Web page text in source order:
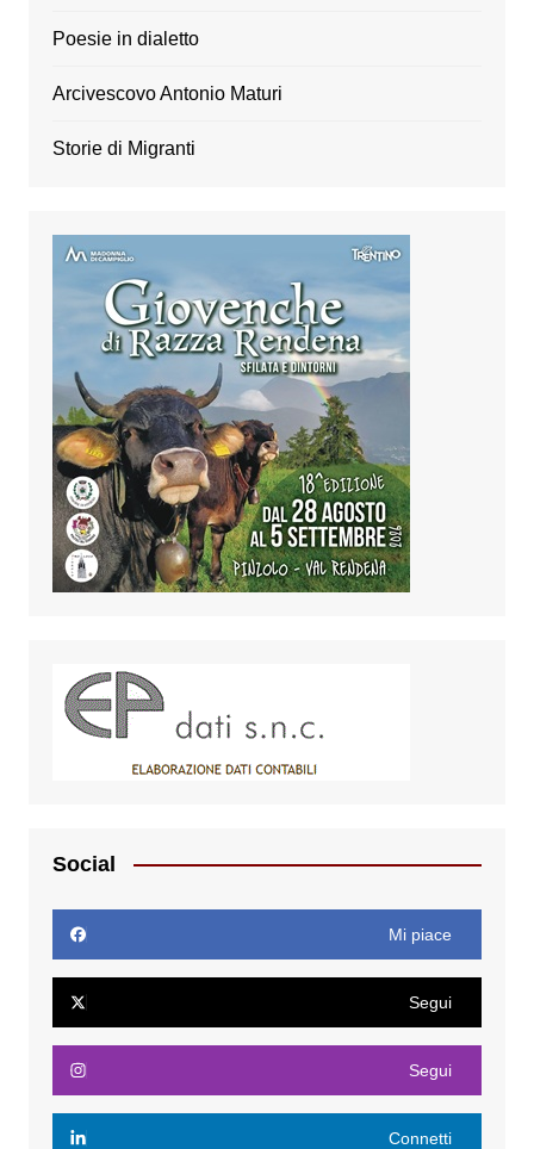
Poesie in dialetto
Arcivescovo Antonio Maturi
Storie di Migranti
Social
Mi piace
Segui
Segui
Connetti